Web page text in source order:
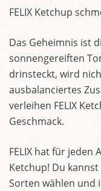
FELIX Ketchup
Das Geheimnis ist
sonnengereiften
drinsteckt, wird
ausbalanciertes
verleihen FELIX
Geschmack.
FELIX hat für jeden
Ketchup! Du
Sorten wählen und